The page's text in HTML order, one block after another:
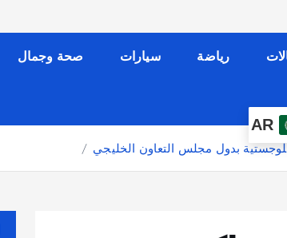
رياضة سيارات صحة وجمال
AR
بدول مجلس التعاون الخليجي